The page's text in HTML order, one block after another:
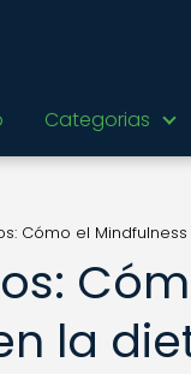
Categorias
Cómo el
la